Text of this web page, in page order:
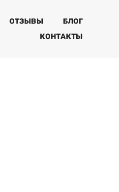
ОТЗЫВЫ
БЛОГ
КОНТАКТЫ